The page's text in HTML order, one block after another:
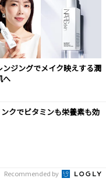
ンジングでメイク映えする潤
へ
クでビタミンも栄養素も効
Recommended by